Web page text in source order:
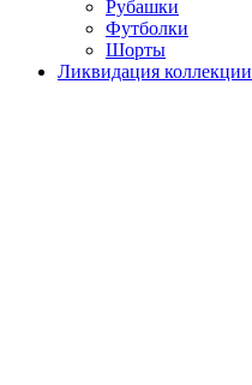
Рубашки
Футболки
Шорты
Ликвидация коллекции